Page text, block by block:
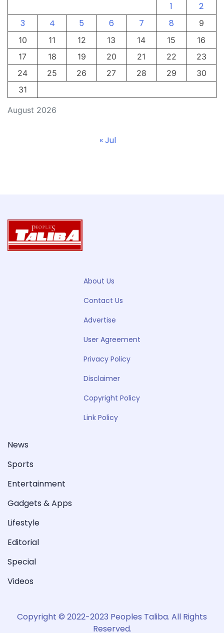
August 2026
1
2
3
4 5 6 7 8
9
10
11 12 13 14 15
16
17
18 19 20 21 22
23
24
25 26 27 28 29
30
31
« Jul
About Us
Contact Us
Advertise
User Agreement
Privacy Policy
Disclaimer
Copyright Policy
Link Policy
News
Sports
Entertainment
Gadgets & Apps
Lifestyle
Editorial
Special
Videos
Copyright © 2022-2023 Peoples Taliba. All Rights
Reserved.